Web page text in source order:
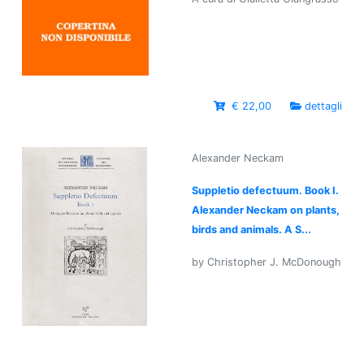
€ 22,00 dettagli
Alexander Neckam
Suppletio defectuum. Book I.
Alexander Neckam on plants,
birds and animals. A S...
by Christopher J. McDonough